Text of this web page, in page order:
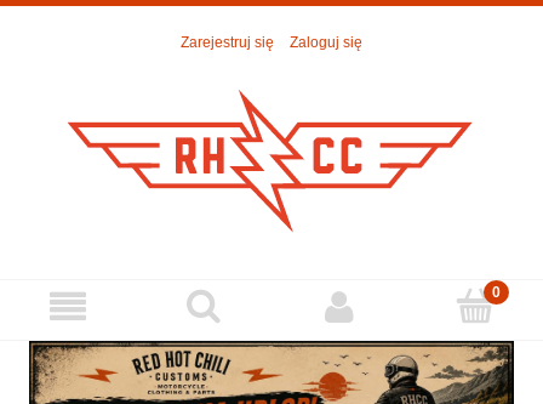
Zarejestruj się Zaloguj się